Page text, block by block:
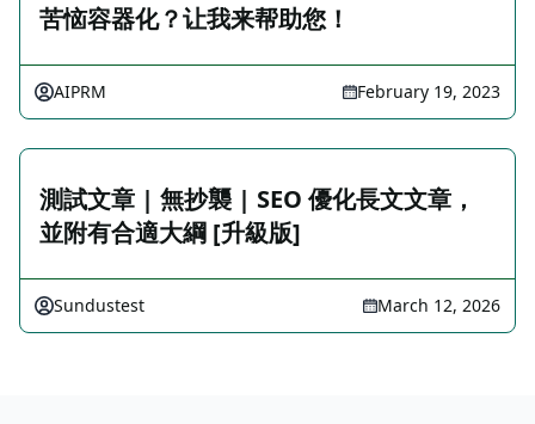
苦恼容器化？让我来帮助您！
AIPRM February 19, 2023
測試文章 | 無抄襲 | SEO 優化長文文章，
並附有合適大綱 [升級版]
Sundustest March 12, 2026